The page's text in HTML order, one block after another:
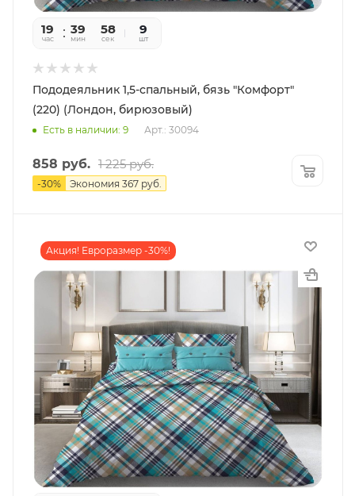
19
час
39
мин
56
сек
9
шт
Пододеяльник 1,5-спальный, бязь "Комфорт"
(220) (Лондон, бирюзовый)
Есть в наличии: 9 Арт.: 30094
858 руб. 1 225руб.
-30% Экономия 367 руб.
Акция! Евроразмер -30%!